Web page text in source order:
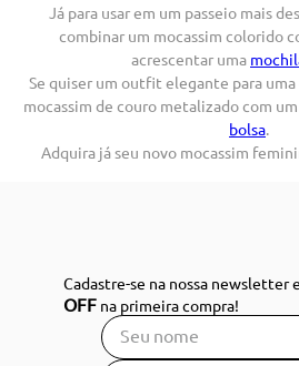
Já para usar em um passeio mais
combinar um mocassim colorido
acrescentar uma
Se quiser um outfit elegante para uma
mocassim de couro metalizado com
bolsa.
Adquira já seu novo mocassim
Cadastre-se na nossa newsletter
OFF na primeira compra!